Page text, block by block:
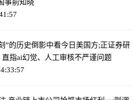
事前知晓
”的历史倒影中看今日美国方;正证券研
指ai幻觉、人工审核不严谨问题